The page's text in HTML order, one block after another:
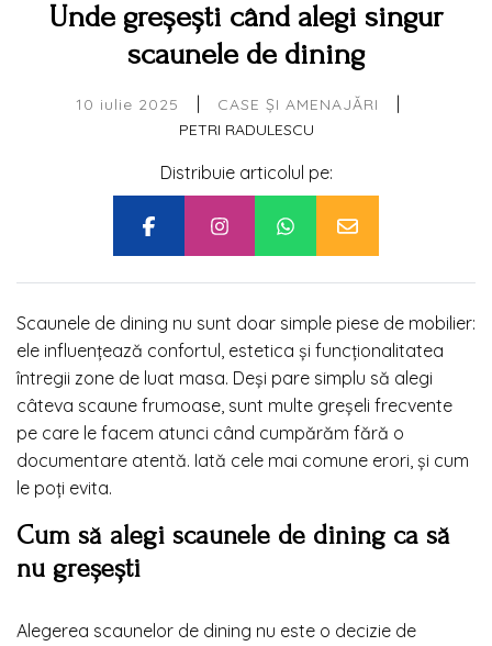
Unde greșești când alegi singur
scaunele de dining
10 iulie 2025 CASE ȘI AMENAJĂRI
PETRI RADULESCU
Distribuie articolul pe:
Scaunele de dining nu sunt doar simple piese de mobilier:
ele influențează confortul, estetica și funcționalitatea
întregii zone de luat masa. Deși pare simplu să alegi
câteva scaune frumoase, sunt multe greșeli frecvente
pe care le facem atunci când cumpărăm fără o
documentare atentă. Iată cele mai comune erori, și cum
le poți evita.
Cum să alegi scaunele de dining ca să
nu greșești
Alegerea scaunelor de dining nu este o decizie de